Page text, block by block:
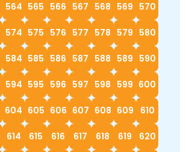
564 565 566 567 568 569 570
574 575 576 577 578 579 580
584 585 586 587 588 589 590
594 595 596 597 598 599 600
604 605 606 607 608 609 610
614 615 616 617 618 619 620